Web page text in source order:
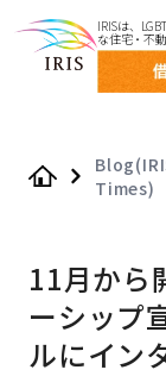
IRISは、
な住宅・不
Times)
11月から
ーシップ
ルにイン